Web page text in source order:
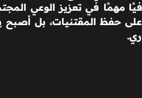
مهمًا في تعزيز الوعي
حفظ المقتنيات، بل أصبح
.